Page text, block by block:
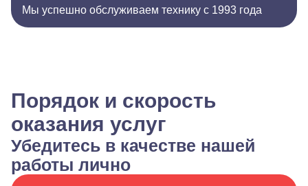
Мы успешно обслуживаем технику с 1993 года
Порядок и скорость
оказания услуг
Убедитесь в качестве нашей
работы лично